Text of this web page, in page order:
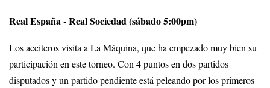
Real España - Real Sociedad (sábado 5:00pm)
Los aceiteros visita a La Máquina, que ha empezado muy bien su
participación en este torneo. Con 4 puntos en dos partidos
disputados y un partido pendiente está peleando por los primeros